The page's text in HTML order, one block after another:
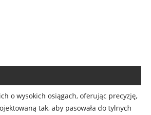
o wysokich osiągach, oferując precyzję,
tak, aby pasowała do tylnych